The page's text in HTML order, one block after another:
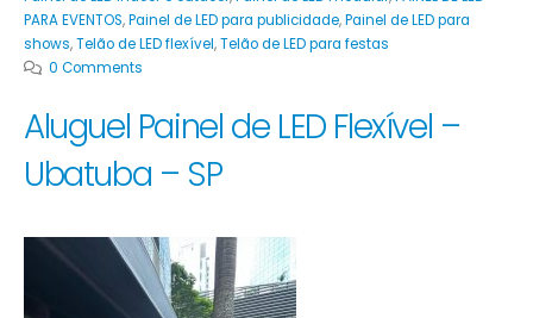
PARA EVENTOS,Painel de LED para publicidade,Painel de LED para
shows,Telão de LED flexível,Telão de LED para festas
0 Comments
Aluguel Painel de LED Flexível –
Ubatuba – SP